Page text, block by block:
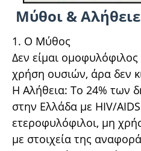
Μύθοι &
1. Ο Μύθος
Δεν είμαι
χρήση ουσιών, άρα δεν
Η Αλήθεια: Το 24% των
στην Ελλάδα με HIV/AIDS
ετεροφυλόφιλοι, μη
με στοιχεία της